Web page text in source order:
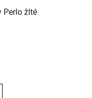
Perlo žlté